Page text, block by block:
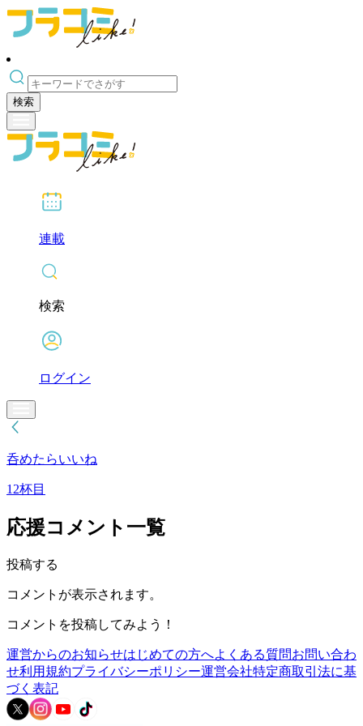
検索
連載
検索
ログイン
呑めたらいいね
12杯目
応援コメント一覧
投稿する
コメントが表示されます。
コメントを投稿してみよう！
運営からのお知らせはじめての方へよくある質問お問い合わ
せ利用規約プライバシーポリシー運営会社特定商取引法に基
づく表記